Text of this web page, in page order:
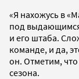
«Я нахожусь в
под
и его штаба.
команде, и да,
он. Отметим,
сезона.